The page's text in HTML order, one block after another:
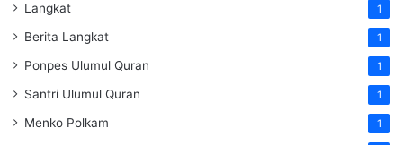
Langkat 1
Berita Langkat 1
Ponpes Ulumul Quran 1
Santri Ulumul Quran 1
Menko Polkam 1